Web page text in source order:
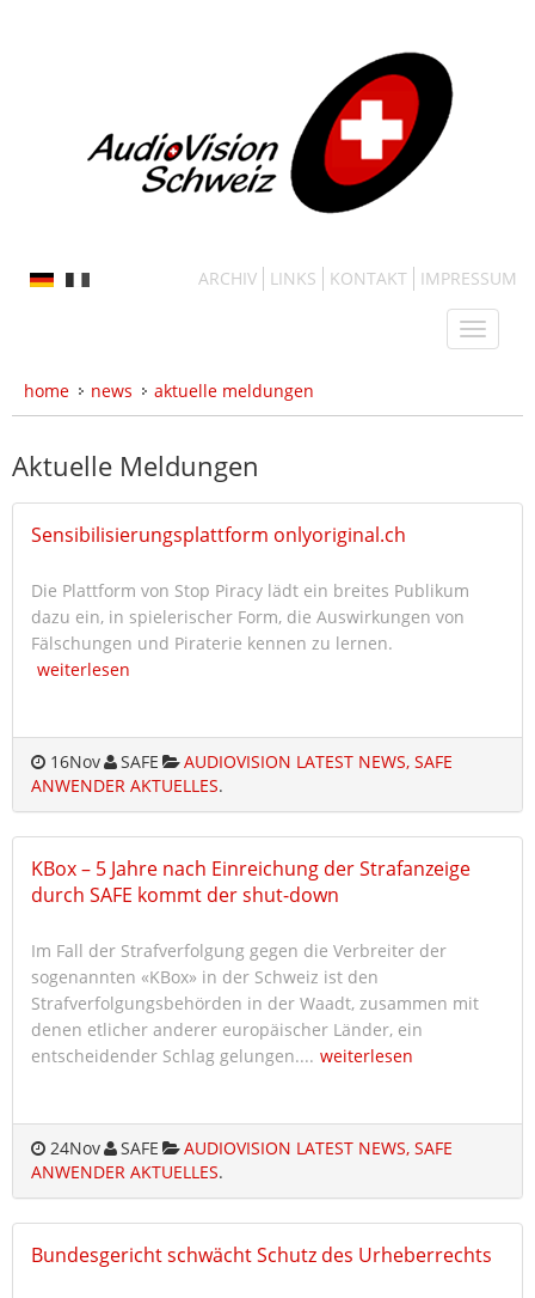
ARCHIV LINKS KONTAKT IMPRESSUM
home news aktuelle meldungen
Aktuelle Meldungen
Sensibilisierungsplattform onlyoriginal.ch
Die Plattform von Stop Piracy lädt ein breites Publikum
dazu ein, in spielerischer Form, die Auswirkungen von
Fälschungen und Piraterie kennen zu lernen.
weiterlesen
16Nov SAFE
AUDIOVISION LATEST NEWS, SAFE
ANWENDER AKTUELLES.
KBox – 5 Jahre nach Einreichung der Strafanzeige
durch SAFE kommt der shut-down
Im Fall der Strafverfolgung gegen die Verbreiter der
sogenannten «KBox» in der Schweiz ist den
Strafverfolgungsbehörden in der Waadt, zusammen mit
denen etlicher anderer europäischer Länder, ein
entscheidender Schlag gelungen.... weiterlesen
24Nov SAFE
AUDIOVISION LATEST NEWS, SAFE
ANWENDER AKTUELLES.
Bundesgericht schwächt Schutz des Urheberrechts